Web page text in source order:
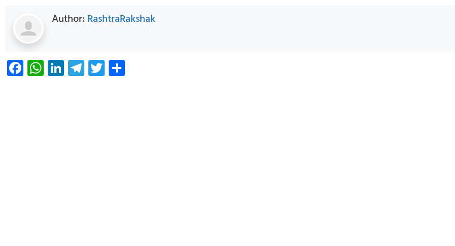
Author: RashtraRakshak
Facebook
WhatsApp
LinkedIn
Telegram
Twitter